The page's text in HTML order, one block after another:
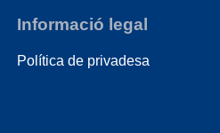
Informació legal
Política de privadesa